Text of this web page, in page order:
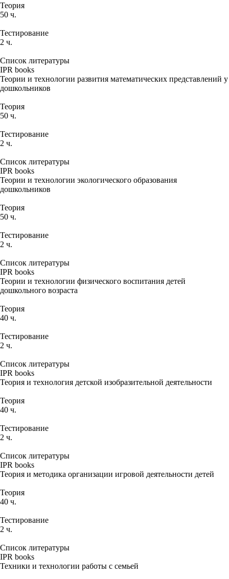
Теория
50 ч.
Тестирование
2 ч.
Список литературы
IPR books
Теории и технологии развития математических представлений у
дошкольников
Теория
50 ч.
Тестирование
2 ч.
Список литературы
IPR books
Теории и технологии экологического образования
дошкольников
Теория
50 ч.
Тестирование
2 ч.
Список литературы
IPR books
Теории и технологии физического воспитания детей
дошкольного возраста
Теория
40 ч.
Тестирование
2 ч.
Список литературы
IPR books
Теория и технология детской изобразительной деятельности
Теория
40 ч.
Тестирование
2 ч.
Список литературы
IPR books
Теория и методика организации игровой деятельности детей
Теория
40 ч.
Тестирование
2 ч.
Список литературы
IPR books
Техники и технологии работы с семьей